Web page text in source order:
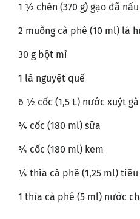
1 ½ chén (370 g) gạo đã
2 muỗng cà phê (10 ml) lá
30 g bột mì
1 lá nguyệt quế
6 ½ cốc (1,5 L) nước xuýt
¾ cốc (180 ml) sữa
¾ cốc (180 ml) kem
¼ thìa cà phê (1,25 ml)
1 thìa cà phê (5 ml) nước